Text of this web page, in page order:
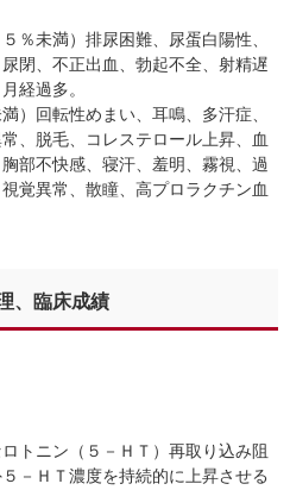
％未満）排尿困難、尿蛋白陽性、
閉、不正出血、勃起不全、射精遅
経過多。
）回転性めまい、耳鳴、多汗症、
、脱毛、コレステロール上昇、血
部不快感、寝汗、羞明、霧視、過
覚異常、散瞳、高プロラクチン血
、臨床成績
トニン（５－ＨＴ）再取り込み阻
－ＨＴ濃度を持続的に上昇させる